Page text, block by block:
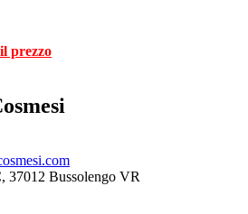
prezzo
37012 Bussolengo VR